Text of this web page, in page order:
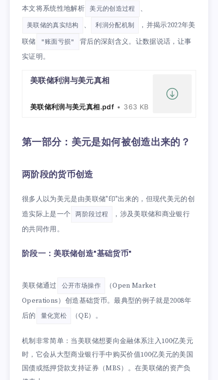
本文将系统性地解析 美元的创造过程 、
美联储的真实结构 、 利润分配机制
，并揭示2022年美
联储
"账面亏损"
背后的深刻含义。让数据说话，让事
实证明。
美联储利润与美元真相
美联储利润与美元真相.pdf 363 KB
第一部分：美元是如何被创造出来的？
两阶段的货币创造
很多人以为美元是由美联储"印"出来的，但现代美元的创
造实际上是一个
两阶段过程
，涉及美联储和商业银行
的共同作用。
阶段一：美联储创造"基础货币"
美联储通过 公开市场操作
（Open Market
Operations）创造基础货币。最典型的例子就是2008年
后的
量化宽松 （QE）。
机制非常简单：当美联储想要向金融体系注入100亿美元
时，它会从大型商业银行手中购买价值100亿美元的美国
国债或抵押贷款支持证券（MBS）。在美联储的资产负